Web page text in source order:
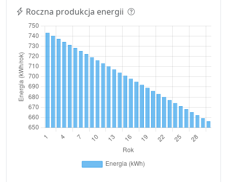
Roczna produkcja energii